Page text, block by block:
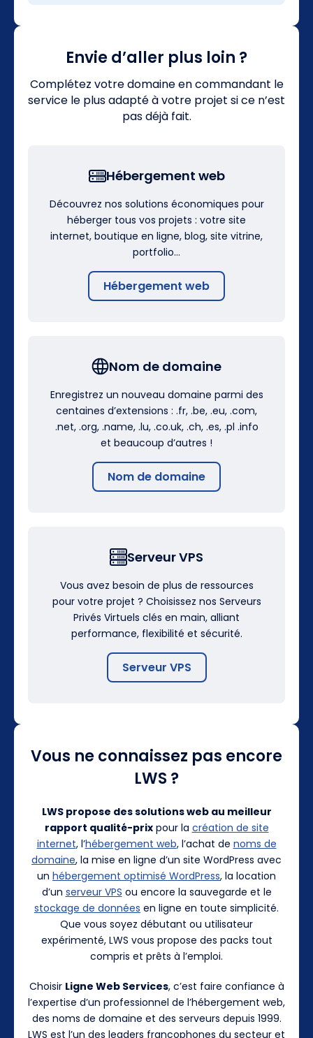
Envie d’aller plus loin ?
Complétez votre domaine en commandant le
service le plus adapté à votre projet si ce n’est
pas déjà fait.
Hébergement web
Découvrez nos solutions économiques pour
héberger tous vos projets : votre site
internet, boutique en ligne, blog, site vitrine,
portfolio…
Hébergement web
Nom de domaine
Enregistrez un nouveau domaine parmi des
centaines d’extensions : .fr, .be, .eu, .com,
.net, .org, .name, .lu, .co.uk, .ch, .es, .pl .info
et beaucoup d’autres !
Nom de domaine
Serveur VPS
Vous avez besoin de plus de ressources
pour votre projet ? Choisissez nos Serveurs
Privés Virtuels clés en main, alliant
performance, flexibilité et sécurité.
Serveur VPS
Vous ne connaissez pas encore
LWS ?
LWS propose des solutions web au meilleur
rapport qualité-prixpour la création de site
internet, l’hébergement web, l’achat de noms de
domaine, la mise en ligne d’un site WordPress avec
un hébergement optimisé WordPress, la location
d’un serveur VPS ou encore la sauvegarde et le
stockage de données en ligne en toute simplicité.
Que vous soyez débutant ou utilisateur
expérimenté, LWS vous propose des packs tout
compris et prêts à l’emploi.
Choisir Ligne Web Services, c’est faire confiance à
l’expertise d’un professionnel de l’hébergement web,
des noms de domaine et des serveurs depuis 1999.
LWS est l’un des leaders francophones du secteur et